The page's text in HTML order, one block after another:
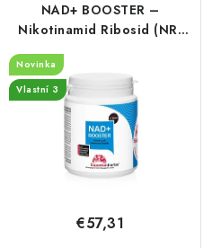
o
i
z
v
n
j
e
p
NAD+ BOOSTER –
Nikotinamid Ribosid (NR)
Komplex, 90 kapslí
Novinka
Vlastní 3
€57,31